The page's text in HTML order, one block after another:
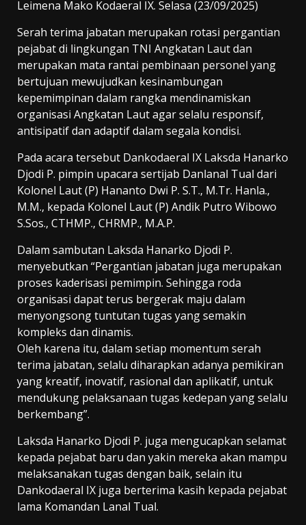
Leimena Mako Kodaeral IX. Selasa (23/09/2025)
Serah terima jabatan merupakan rotasi pergantian
pejabat di lingkungan TNI Angkatan Laut dan
merupakan mata rantai pembinaan personel yang
bertujuan mewujudkan kesinambungan
kepemimpinan dalam rangka mendinamiskan
organisasi Angkatan Laut agar selalu responsif,
antisipatif dan adaptif dalam segala kondisi.
Pada acara tersebut Dankodaeral IX Laksda Hanarko
Djodi P. pimpin upacara sertijab Danlanal Tual dari
Kolonel Laut (P) Hananto Dwi P. S.T., M.Tr. Hanla.,
M.M., kepada Kolonel Laut (P) Andik Putro Wibowo
S.Sos., CTHMP., CHRMP., M.A.P.
Dalam sambutan Laksda Hanarko Djodi P.
menyebutkan “Pergantian jabatan juga merupakan
proses kaderisasi pemimpin. Sehingga roda
organisasi dapat terus bergerak maju dalam
menyongsong tuntutan tugas yang semakin
kompleks dan dinamis.
Oleh karena itu, dalam setiap momentum serah
terima jabatan, selalu diharapkan adanya pemikiran
yang kreatif, inovatif, rasional dan aplikatif, untuk
mendukung pelaksanaan tugas kedepan yang selalu
berkembang”.
Laksda Hanarko Djodi P. juga mengucapkan selamat
kepada pejabat baru dan yakin mereka akan mampu
melaksanakan tugas dengan baik, selain itu
Dankodaeral IX juga berterima kasih kepada pejabat
lama Komandan Lanal Tual.